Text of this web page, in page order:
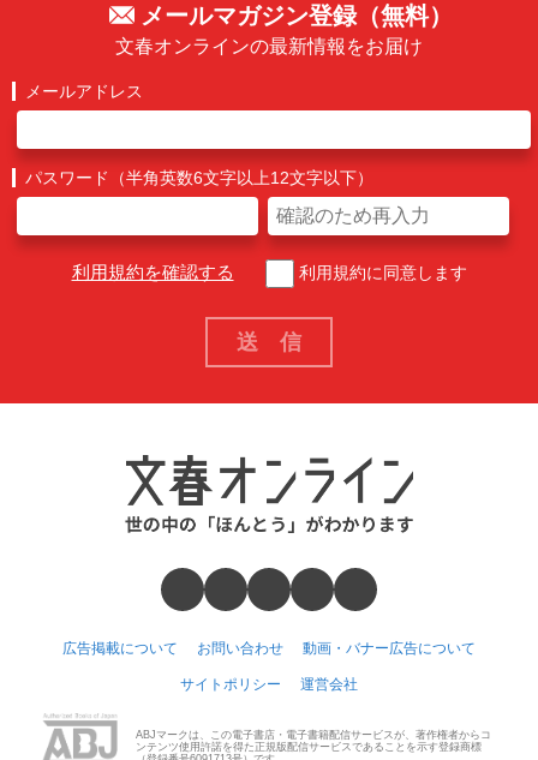
メールマガジン登録（無料）
文春オンラインの最新情報をお届け
メールアドレス
パスワード（半角英数6文字以上12文字以下）
利用規約を確認する 利用規約に同意します
広告掲載について お問い合わせ 動画・バナー広告について
サイトポリシー 運営会社
ABJマークは、この電子書店・電子書籍配信サービスが、著作権者からコ
ンテンツ使用許諾を得た正規版配信サービスであることを示す登録商標